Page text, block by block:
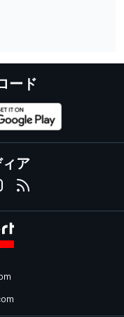
ード
ア